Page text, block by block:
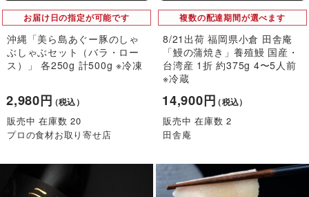
お届け日の指定が可能です
沖縄「美ら島あぐー豚のしゃ
ぶしゃぶセット（バラ・ロー
ス）」 各250g 計500g ※冷凍
2,980円（税込）
販売中 在庫数 20
プロの食材お取り寄せ店
複数の配達期間が選べます
8/21出荷 福岡県小倉 田舎庵
「鰻の蒲焼き」養殖鰻 国産・
台湾産 1折 約375g 4〜5人前
※冷蔵
14,900円（税込）
販売中 在庫数 2
田舎庵